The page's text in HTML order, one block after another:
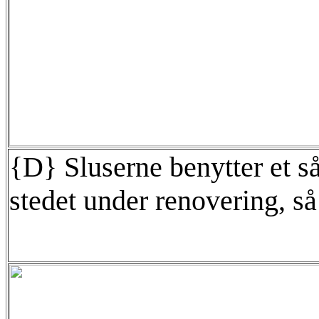
{D} Sluserne benytter et
stedet under renovering,